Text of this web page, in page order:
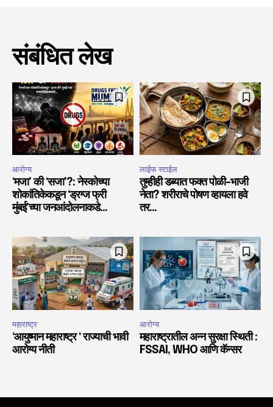
संबंधित लेख
आरोग्य
‘मजा’ की ‘सजा’?: नेस्कोच्या
शोकांतिकेकडून ‘ड्रग्ज फ्री
मुंबई’च्या जनआंदोलनाकडे…
लाईफ स्टाईल
तुम्हीही डब्यात फक्त पोळी-भाजी
नेता? शरीराचे पोषण व्हायला हवे
तर…
महाराष्ट्र
‘आयुष्मान महाराष्ट्र ‘ राज्याची भावी
आरोग्य नीती
आरोग्य
महाराष्ट्रातील अन्न सुरक्षा स्थिती :
FSSAI, WHO आणि कॅन्सर